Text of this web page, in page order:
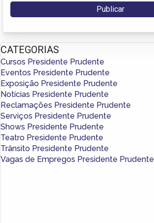
CATEGORIAS
Cursos Presidente Prudente
Eventos Presidente Prudente
Exposição Presidente Prudente
Notícias Presidente Prudente
Reclamações Presidente Prudente
Serviços Presidente Prudente
Shows Presidente Prudente
Teatro Presidente Prudente
Trânsito Presidente Prudente
Vagas de Empregos Presidente Prudente